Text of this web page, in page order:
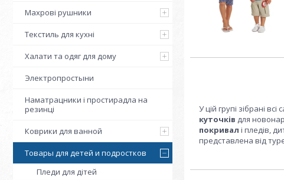
Махрові рушники
Текстиль для кухні
Халати та одяг для дому
Электропростыни
Наматрацники і простирадла на
резинці
Коврики для ванной
Товары для детей и подростков
Пледи для дітей
У цій групі зібрані
куточків для
покривал і пледів,
представлена від